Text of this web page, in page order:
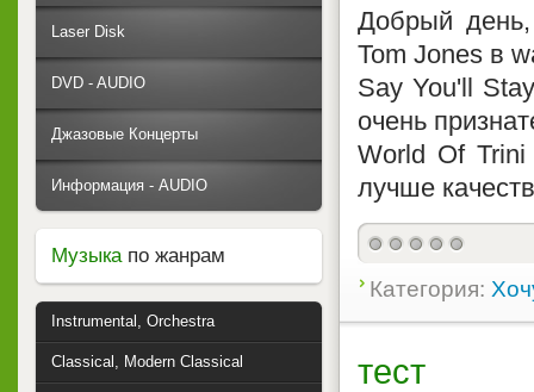
Добрый
Tom Jones в
Say You'll
очень
World Of
лучше
Категория:
тест
Laser Disk
DVD - AUDIO
Джазовые Концерты
Информация - AUDIO
Музыкапо жанрам
Instrumental, Orchestra
Classical, Modern Classical